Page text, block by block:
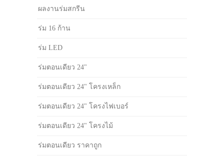
ผลงานร่มสกรีน
ร่ม 16 ก้าน
ร่ม LED
ร่มตอนเดียว 24"
ร่มตอนเดียว 24" โครงเหล็ก
ร่มตอนเดียว 24" โครงไฟเบอร์
ร่มตอนเดียว 24" โครงไม้
ร่มตอนเดียว ราคาถูก